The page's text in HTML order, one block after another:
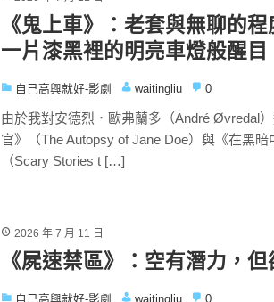
《鬼上車》：老套與無聊的
一片漆黑裡的明亮車燈般醒目
自己高興就好-影劇 waitingliu 0
由於我對安德烈．歐弗蘭多（André Øvredal
官》（The Autopsy of Jane Doe）與《在黑暗
（Scary Stories t […]
2026 年 7 月 11 日
《屍速禁區》：空有潛力，
自己高興就好-影劇 waitingliu 0